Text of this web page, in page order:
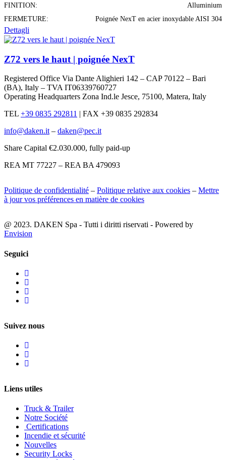
FINITION:
Alluminium
FERMETURE:
Poignée NexT en acier inoxydable AISI 304
Dettagli
Z72 vers le haut | poignée NexT
Registered Office Via Dante Alighieri 142 – CAP 70122 – Bari
(BA), Italy – TVA IT06339760727
Operating Headquarters Zona Ind.le Jesce, 75100, Matera, Italy
TEL +39 0835 292811 | FAX +39 0835 292834
info@daken.it – daken@pec.it
Share Capital €2.030.000, fully paid-up
REA MT 77227 – REA BA 479093
Politique de confidentialité – Politique relative aux cookies – Mettre
à jour vos préférences en matière de cookies
@ 2023. DAKEN Spa - Tutti i diritti riservati - Powered by
Envision
Seguici
Suivez nous
Liens utiles
Truck & Trailer
Notre Société
Certifications
Incendie et sécurité
Nouvelles
Security Locks